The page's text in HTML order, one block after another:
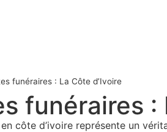
funéraires : La Côte d’Ivoire
funéraires :
côte d’ivoire représente un